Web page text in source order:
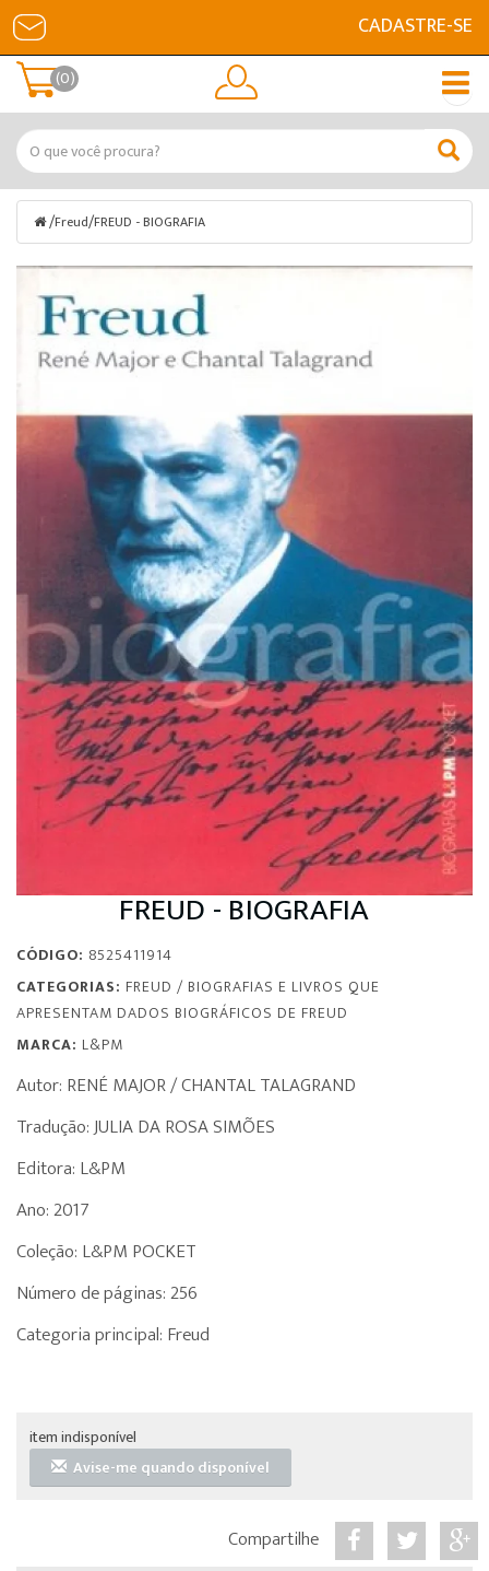
CADASTRE-SE
(0)
/Freud/FREUD - BIOGRAFIA
FREUD - BIOGRAFIA
CÓDIGO: 8525411914
CATEGORIAS: FREUD / BIOGRAFIAS E LIVROS QUE
APRESENTAM DADOS BIOGRÁFICOS DE FREUD
MARCA: L&PM
Autor: RENÉ MAJOR / CHANTAL TALAGRAND
Tradução: JULIA DA ROSA SIMÕES
Editora: L&PM
Ano: 2017
Coleção: L&PM POCKET
Número de páginas: 256
Categoria principal: Freud
item indisponível
Avise-me quando disponível
Compartilhe